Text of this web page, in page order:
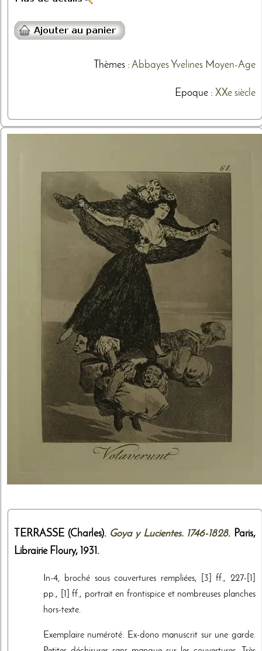
Thèmes: Abbayes Yvelines Moyen-Age
Epoque : XXe siècle
TERRASSE (Charles). Goya y Lucientes. 1746-1828. Paris,
Librairie Floury, 1931.
In-4, broché sous couvertures rempliées, [3] ff., 227-[1]
pp., [1] ff., portrait en frontispice et nombreuses planches
hors-texte.
Exemplaire numéroté. Ex-dono manuscrit sur une garde.